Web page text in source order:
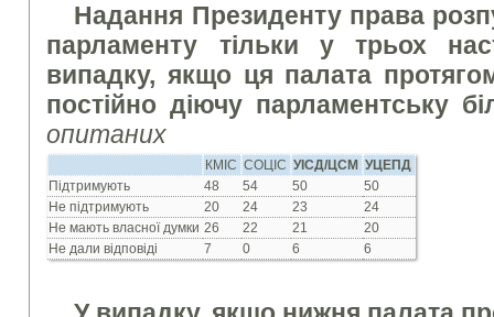
Надання Президенту права
парламенту тільки у трьох
випадку, якщо ця палата
постійно діючу парламентську
опитаних
КМІС СОЦІС УІСД/ЦСМ
УЦЕПД
Підтримують
48 54 50
50
Не підтримують
20 24 23
24
Не мають власної думки 26 22 21
20
Не дали відповіді
7 0 6 6